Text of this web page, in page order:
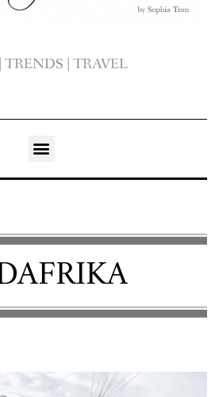
TRENDS | TRAVEL